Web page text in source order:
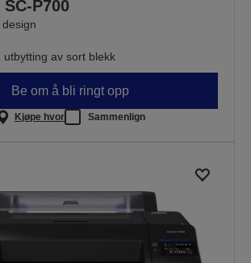
P700
utbytting av sort blekk
Be om å bli ringt opp
Kjøpe hvor Sammenlign